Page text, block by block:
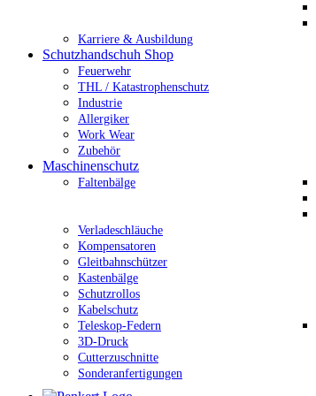
Karriere & Ausbildung
Schutzhandschuh Shop
Feuerwehr
THL / Katastrophenschutz
Industrie
Allergiker
Work Wear
Zubehör
Maschinenschutz
Faltenbälge
Verladeschläuche
Kompensatoren
Gleitbahnschützer
Kastenbälge
Schutzrollos
Kabelschutz
Teleskop-Federn
3D-Druck
Cutterzuschnitte
Sonderanfertigungen